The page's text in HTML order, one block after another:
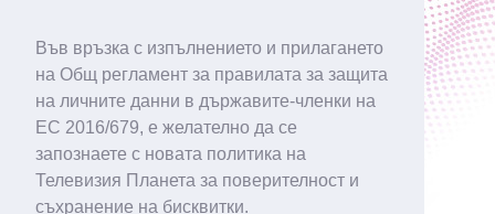
Във връзка с изпълнението и прилагането
на Общ регламент за правилата за защита
на личните данни в държавите-членки на
ЕС 2016/679, е желателно да се
запознаете с новата политика на
Телевизия Планета за поверителност и
съхранение на бисквитки.